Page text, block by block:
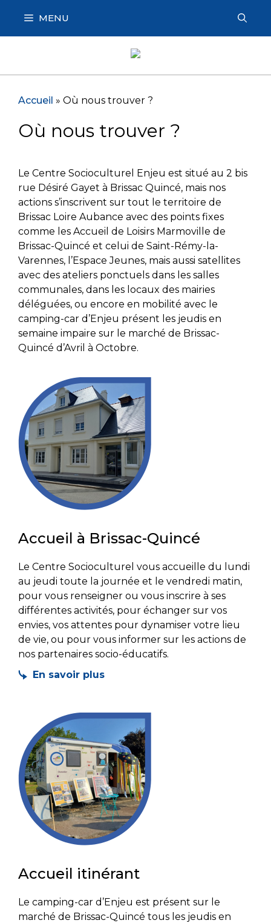
contenu
MENU
Accueil » Où nous trouver ?
Où nous trouver ?
Le Centre Socioculturel Enjeu est situé au 2 bis
rue Désiré Gayet à Brissac Quincé, mais nos
actions s’inscrivent sur tout le territoire de
Brissac Loire Aubance avec des points fixes
comme les Accueil de Loisirs Marmoville de
Brissac-Quincé et celui de Saint-Rémy-la-
Varennes, l’Espace Jeunes, mais aussi satellites
avec des ateliers ponctuels dans les salles
communales, dans les locaux des mairies
déléguées, ou encore en mobilité avec le
camping-car d’Enjeu présent les jeudis en
semaine impaire sur le marché de Brissac-
Quincé d’Avril à Octobre.
Accueil à Brissac-Quincé
Le Centre Socioculturel vous accueille du lundi
au jeudi toute la journée et le vendredi matin,
pour vous renseigner ou vous inscrire à ses
différentes activités, pour échanger sur vos
envies, vos attentes pour dynamiser votre lieu
de vie, ou pour vous informer sur les actions de
nos partenaires socio-éducatifs.
En savoir plus
Accueil itinérant
Le camping-car d’Enjeu est présent sur le
marché de Brissac-Quincé tous les jeudis en